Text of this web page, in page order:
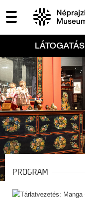
LÁTOGATÁS
PROGRAM